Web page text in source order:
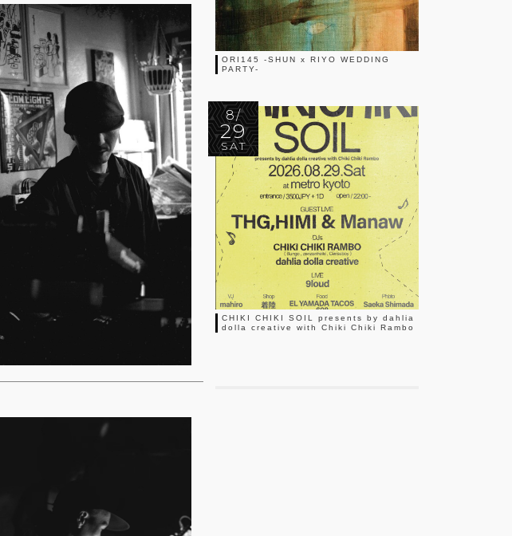
ORI145 -SHUN x RIYO WEDDING
PARTY-
8/
29
SAT
CHIKI CHIKI SOIL presents by dahlia
dolla creative with Chiki Chiki Rambo